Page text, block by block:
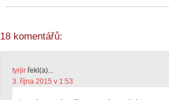
18 komentářů:
tyrjir řekl(a)...
3. října 2015 v 1:53